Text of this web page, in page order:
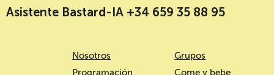
Asistente Bastard-IA +34 659 35 88 95
Nosotros
Programación
Grupos
Come y bebe